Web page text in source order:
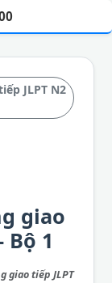
JLPT N2
giao
Bộ 1
giao tiếp JLPT